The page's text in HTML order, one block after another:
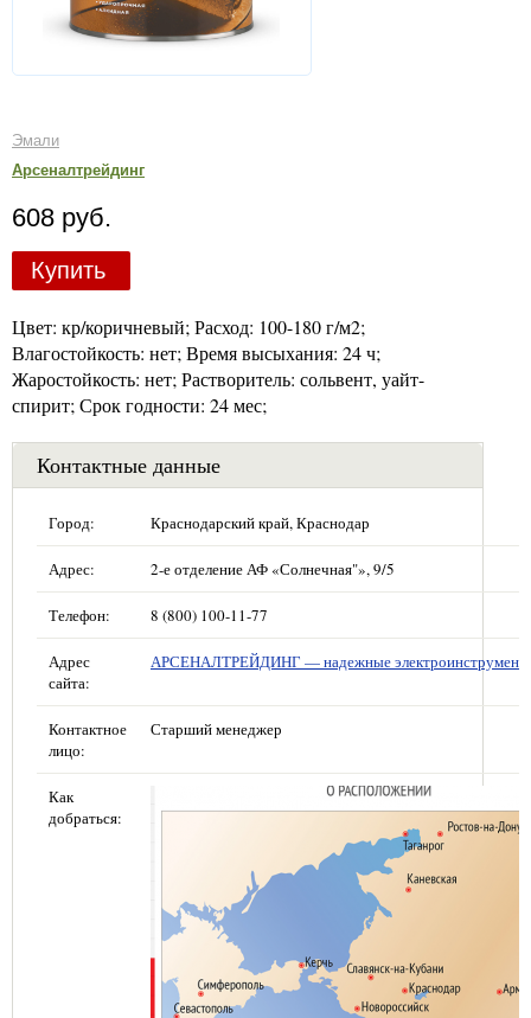
Эмали
Арсеналтрейдинг
608 руб.
Купить
Цвет: кр/коричневый; Расход: 100-180 г/м2;
Влагостойкость: нет; Время высыхания: 24 ч;
Жаростойкость: нет; Растворитель: сольвент, уайт-
спирит; Срок годности: 24 мес;
Контактные данные
Город: Краснодарский край, Краснодар
Адрес: 2-е отделение АФ «Солнечная"», 9/5
Телефон: 8 (800) 100-11-77
Адрес
сайта:
АРСЕНАЛТРЕЙДИНГ — надежные
Контактное
лицо:
Старший менеджер
Как
добраться: